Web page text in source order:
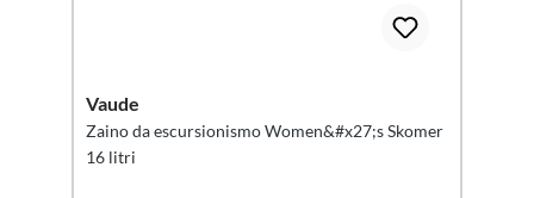
Vaude
Zaino da escursionismo Women&#x27;s Skomer
16 litri